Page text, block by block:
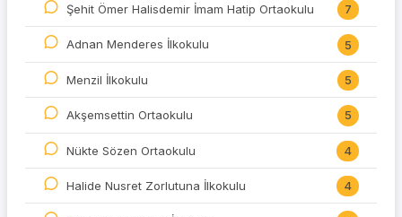
Şehit Ömer Halisdemir İmam Hatip Ortaokulu 7
Adnan Menderes İlkokulu 5
Menzil İlkokulu 5
Akşemsettin Ortaokulu 5
Nükte Sözen Ortaokulu 4
Halide Nusret Zorlutuna İlkokulu 4